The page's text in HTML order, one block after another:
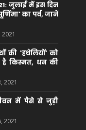
जुलाई में इस दिन
का पर्व, जानें
2021
की 'हथेलियों' को
किस्मत, धन की
2021
में पैसे से जुड़ी
2021